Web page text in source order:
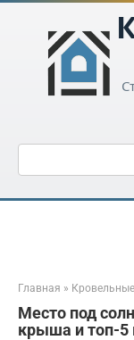
Перейти
контенту
Поиск:
Главная »
Место под
крыша и топ-5